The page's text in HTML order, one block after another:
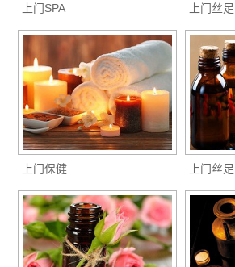
上门SPA 上门丝足
上门保健 上门丝足